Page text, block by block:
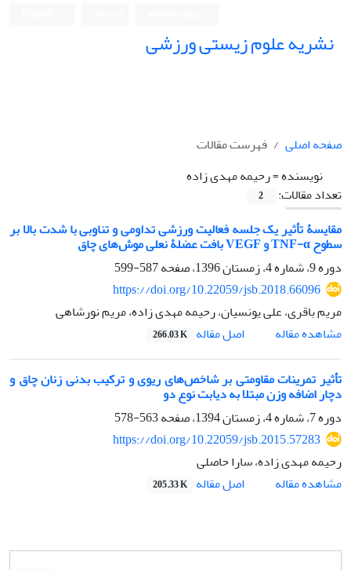
نشریه علوم زیستی ورزشی
صفحه اصلی
فهرست مقالات
نویسنده =رحیمه مهدی زاده
تعداد مقالات:
2
مقایسۀ تأثیر یک جلسه فعالیت ورزشی تداومی و تناوبی با شدت بالا بر
سطوح TNF-α و VEGF بافت عضلۀ نعلی موش‌های چاق
دوره 9، شماره 4، زمستان 1396، صفحه
587-599
https://doi.org/10.22059/jsb.2018.66096
مریم باقری، علی یونسیان، رحیمه مهدی زاده، مریم نورشاهی
مشاهده مقاله
اصل مقاله 266.03 K
تأثیر تمرینات مقاومتی بر شاخص‌های ریوی و ترکیب بدنی زنان چاق و
دچار اضافه وزن مبتلا به دیابت نوع دو
دوره 7، شماره 4، زمستان 1394، صفحه
563-578
https://doi.org/10.22059/jsb.2015.57283
رحیمه مهدی زاده، سارا حاصلی
مشاهده مقاله
اصل مقاله 205.33 K